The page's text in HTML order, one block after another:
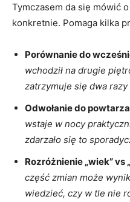
Tymczasem da się mówić
konkretnie. Pomaga kilka
Porównanie do
wchodził na drugie
zatrzymuje się dwa razy
Odwołanie do
wstaje w nocy
zdarzało się to
Rozróżnienie „wiek” vs
część zmian może
wiedzieć, czy w tle nie